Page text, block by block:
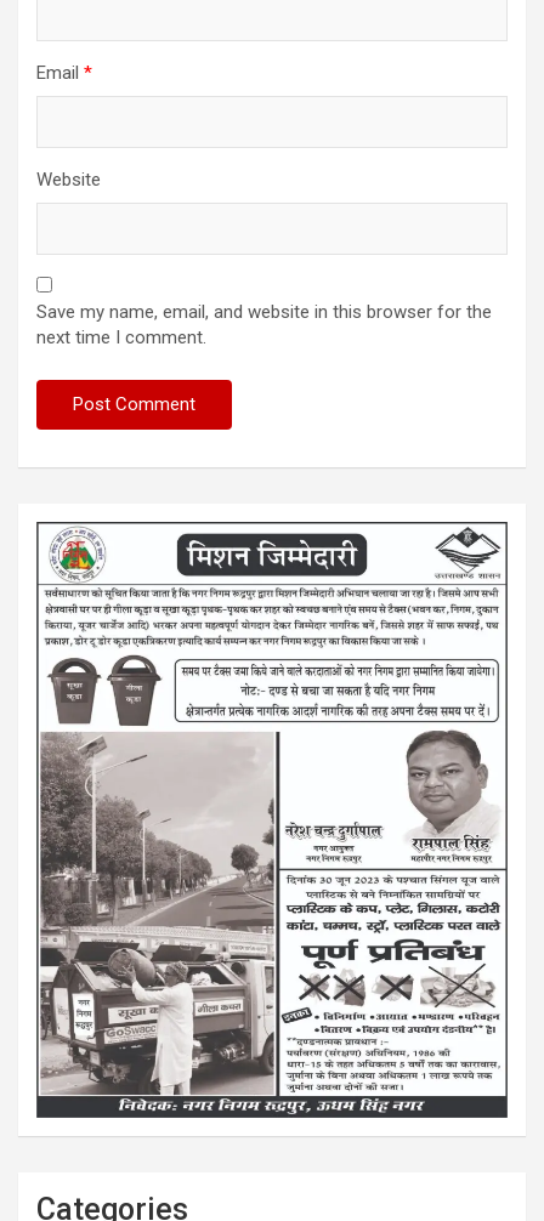
Email *
Website
Save my name, email, and website in this browser for the
next time I comment.
Categories